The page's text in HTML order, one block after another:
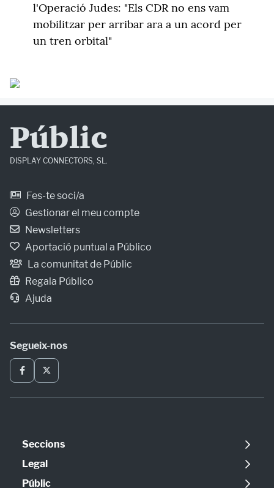
l'Operació Judes: "Els CDR no ens vam
mobilitzar per arribar ara a un acord per
un tren orbital"
Públic
DISPLAY CONNECTORS, SL.
Fes-te soci/a
Gestionar el meu compte
Newsletters
Aportació puntual a Público
La comunitat de Públic
Regala Público
Ajuda
Segueix-nos
Seccions
Política
Opinió
Legal
Avís legal
Públic